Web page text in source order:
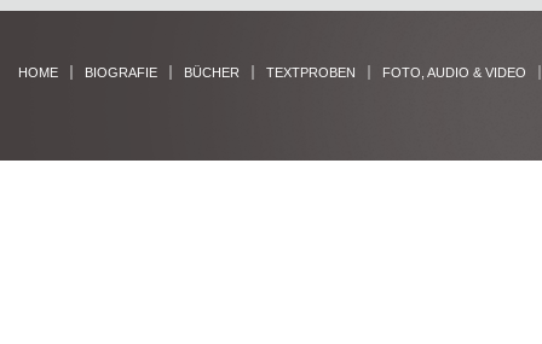
HOME BIOGRAFIE BÜCHER TEXTPROBEN FOTO, AUDIO & VIDEO